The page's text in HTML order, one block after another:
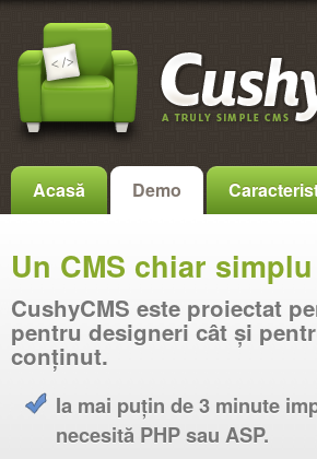
Acasă Demo
Un CMS chiar simplu
CushyCMS este proiectat
pentru designeri cât și
conținut.
Ia mai puțin de 3 minute
necesită PHP sau ASP.